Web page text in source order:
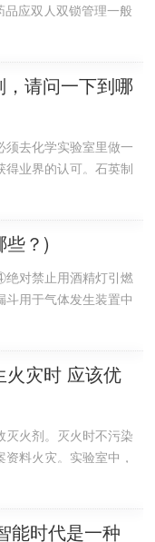
二氧化碳灭火器。
应双人双锁管理一般
育的实验器材分类应
里面都有自然这门课程
请问一下到哪
去化学实验室里做一
业界的认可。石英制
由系或院领导审批。
些？)
对禁止用酒精灯引燃
用于气体发生装置中
实验室对学业，生物
火灾时 应该优
灭火剂。灭火时不污染
料火灾。实验室中，
镇静。首先立即切断
能时代是一种